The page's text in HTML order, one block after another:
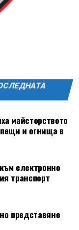
за начинаещи”
а тук и сега!
майсторството
и огнища в
електронно
транспорт
представяне